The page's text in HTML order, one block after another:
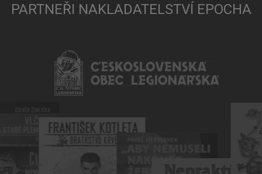
PARTNEŘI NAKLADATELSTVÍ EPOCHA